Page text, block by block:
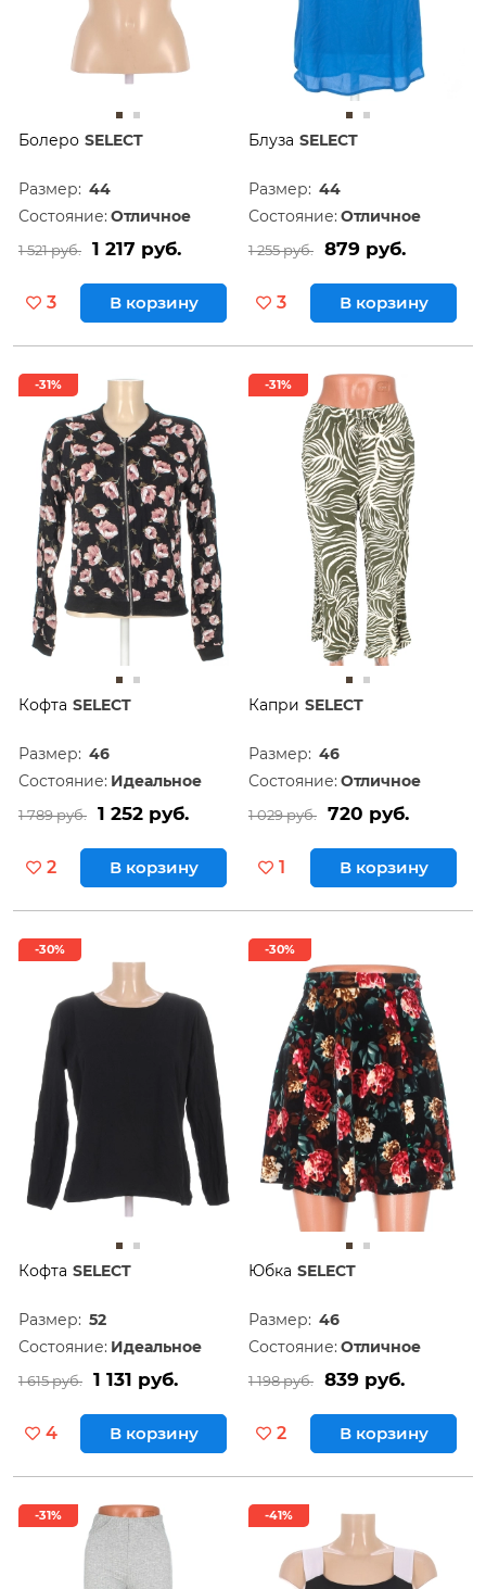
Болеро SELECT
Размер: 44
Состояние: Отличное
1 521 руб. 1 217 руб.
3 В корзину
Блуза SELECT
Размер: 44
Состояние: Отличное
1 255 руб. 879 руб.
3 В корзину
-31%
Кофта SELECT
Размер: 46
Состояние: Идеальное
1 789 руб. 1 252 руб.
2 В корзину
-31%
Капри SELECT
Размер: 46
Состояние: Отличное
1 029 руб. 720 руб.
1 В корзину
-30%
Кофта SELECT
Размер: 52
Состояние: Идеальное
1 615 руб. 1 131 руб.
4 В корзину
-30%
Юбка SELECT
Размер: 46
Состояние: Отличное
1 198 руб. 839 руб.
2 В корзину
-31% -41%